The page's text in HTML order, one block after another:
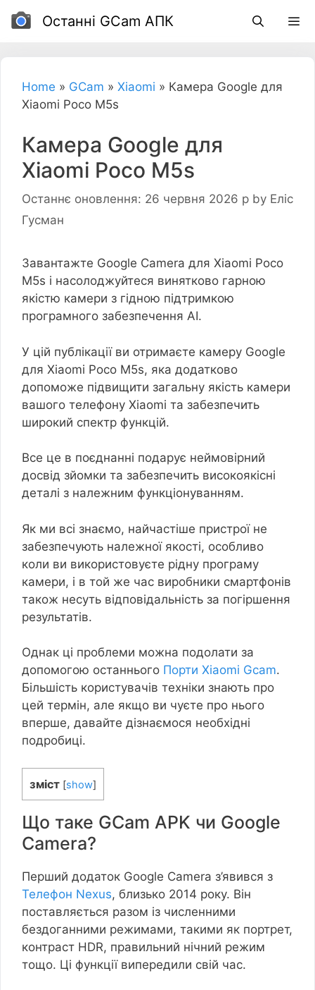
Перейти
до
Останні GCam АПК
Home » GCam » Xiaomi » Камера Google для
Xiaomi Poco M5s
Камера Google для
Xiaomi Poco M5s
Останнє оновлення: 26 червня 2026 р by Еліс
Гусман
Завантажте Google Camera для Xiaomi Poco
M5s і насолоджуйтеся винятково гарною
якістю камери з гідною підтримкою
програмного забезпечення AI.
У цій публікації ви отримаєте камеру Google
для Xiaomi Poco M5s, яка додатково
допоможе підвищити загальну якість камери
вашого телефону Xiaomi та забезпечить
широкий спектр функцій.
Все це в поєднанні подарує неймовірний
досвід зйомки та забезпечить високоякісні
деталі з належним функціонуванням.
Як ми всі знаємо, найчастіше пристрої не
забезпечують належної якості, особливо
коли ви використовуєте рідну програму
камери, і в той же час виробники смартфонів
також несуть відповідальність за погіршення
результатів.
Однак ці проблеми можна подолати за
допомогою останнього Порти Xiaomi Gcam.
Більшість користувачів техніки знають про
цей термін, але якщо ви чуєте про нього
вперше, давайте дізнаємося необхідні
подробиці.
зміст [show]
Що таке GCam APK чи Google
Camera?
Перший додаток Google Camera з’явився з
Телефон Nexus, близько 2014 року. Він
поставляється разом із численними
бездоганними режимами, такими як портрет,
контраст HDR, правильний нічний режим
тощо. Ці функції випередили свій час.